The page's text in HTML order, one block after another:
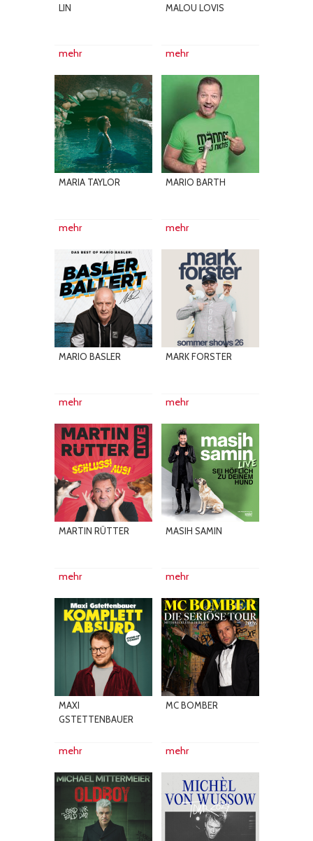
LIN
mehr
MALOU LOVIS
mehr
MARIA TAYLOR
mehr
MARIO BARTH
mehr
MARIO BASLER
mehr
MARK FORSTER
mehr
MARTIN RÜTTER
mehr
MASIH SAMIN
mehr
MAXI
GSTETTENBAUER
mehr
MC BOMBER
mehr